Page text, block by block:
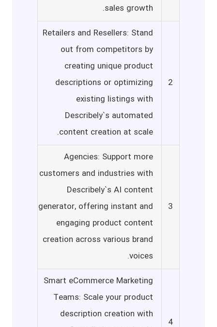
sales growth.
2
Retailers and Resellers: Stand
out from competitors by
creating unique product
descriptions or optimizing
existing listings with
Describely`s automated
content creation at scale.
3
Agencies: Support more
customers and industries with
Describely`s AI content
generator, offering instant and
engaging product content
creation across various brand
voices.
4
Smart eCommerce Marketing
Teams: Scale your product
description creation with